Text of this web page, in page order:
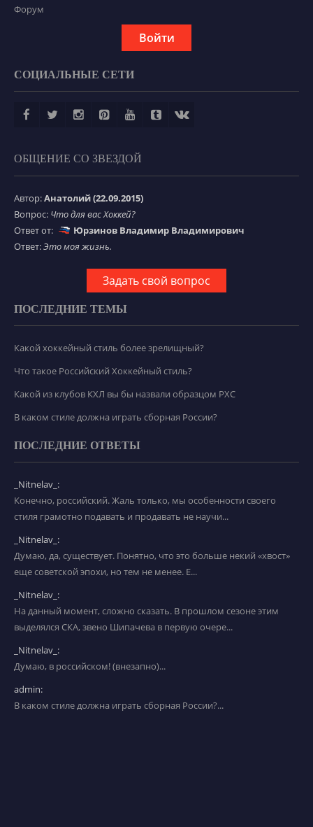
Форум
Войти
СОЦИАЛЬНЫЕ СЕТИ
ОБЩЕНИЕ СО ЗВЕЗДОЙ
Автор:Анатолий (22.09.2015)
Вопрос: Что для вас Хоккей?
Ответ от:
Юрзинов Владимир Владимирович
Ответ:Это моя жизнь.
Задать свой вопрос
ПОСЛЕДНИЕ ТЕМЫ
Какой хоккейный стиль более зрелищный?
Что такое Российский Хоккейный стиль?
Какой из клубов КХЛ вы бы назвали образцом РХС
В каком стиле должна играть сборная России?
ПОСЛЕДНИЕ ОТВЕТЫ
_Nitnelav_:
Конечно, российский. Жаль только, мы особенности своего
стиля грамотно подавать и продавать не научи...
_Nitnelav_:
Думаю, да, существует. Понятно, что это больше некий «хвост»
еще советской эпохи, но тем не менее. Е...
_Nitnelav_:
На данный момент, сложно сказать. В прошлом сезоне этим
выделялся СКА, звено Шипачева в первую очере...
_Nitnelav_:
Думаю, в российском! (внезапно)...
admin:
В каком стиле должна играть сборная России?...